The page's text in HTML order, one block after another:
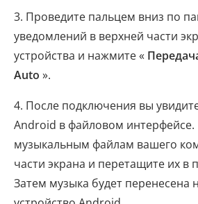
3. Проведите пальцем вниз по
уведомлений в верхней части
устройства и нажмите «
Auto ».
4. После подключения вы
Android в файловом интерфейсе.
музыкальным файлам вашего
части экрана и перетащите их в
Затем музыка будет перенесена